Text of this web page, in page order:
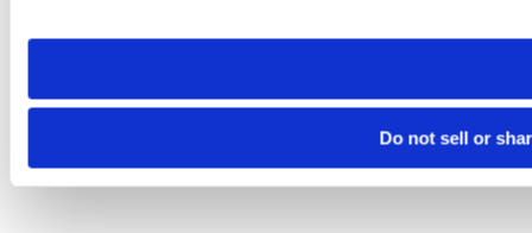
need to be set again.
Do not sell or